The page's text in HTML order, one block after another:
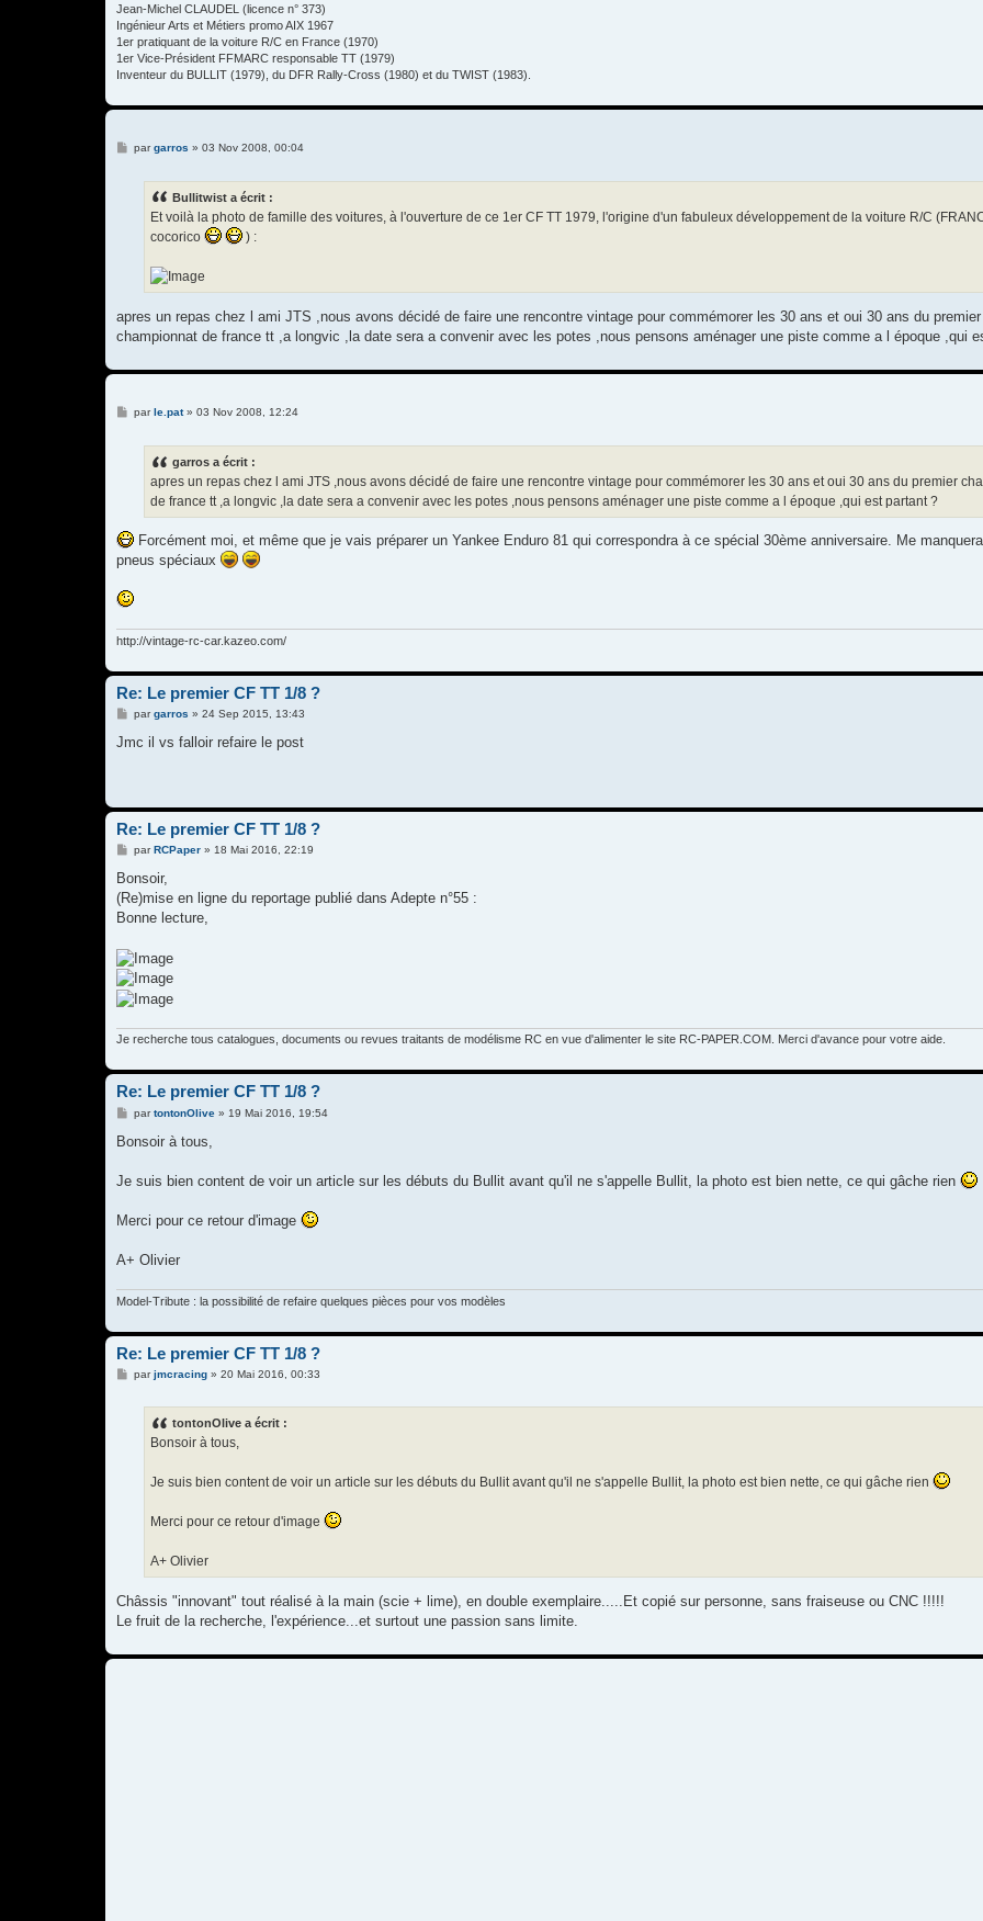
Jean-Michel CLAUDEL (licence n° 373)
Ingénieur Arts et Métiers promo AIX 1967
1er pratiquant de la voiture R/C en France (1970)
1er Vice-Président FFMARC responsable TT (1979)
Inventeur du BULLIT (1979), du DFR Rally-Cross (1980) et du TWIST (1983).
Mpargarros » 03 Nov 2008, 00:04
Bullitwist a écrit :
Et voilà la photo de famille des voitures, à l'ouverture de ce 1er CF TT 1979, l'origine d'un fabuleux développement de la voiture R/C
cocorico
) :
apres un repas chez l ami JTS ,nous avons décidé de faire une rencontre vintage pour commémorer les 30 ans et oui 30 ans du premier
championnat de france tt ,a longvic ,la date sera a convenir avec les potes ,nous pensons aménager une piste comme a l époque ,qui
Mparle.pat» 03 Nov 2008, 12:24
garros a écrit :
apres un repas chez l ami JTS ,nous avons décidé de faire une rencontre vintage pour commémorer les 30 ans et oui 30 ans du premier
de france tt ,a longvic ,la date sera a convenir avec les potes ,nous pensons aménager une piste comme a l époque ,qui est partant ?
Forcément moi, et même que je vais préparer un Yankee Enduro 81 qui correspondra à ce spécial 30ème anniversaire. Me
pneus spéciaux
http://vintage-rc-car.kazeo.com/
Re: Le premier CF TT 1/8 ?
M
s
pargarros » 24 Sep 2015, 13:43
Jmc il vs falloir refaire le post
Re: Le premier CF TT 1/8 ?
M
s
a
g
parRCPaper» 18 Mai 2016, 22:19
Bonsoir,
(Re)mise en ligne du reportage publié dans Adepte n°55 :
Bonne lecture,
Je recherche tous catalogues, documents ou revues traitants de modélisme RC en vue d'alimenter le site RC-PAPER.COM. Merci d'avance pour votre aide.
Re: Le premier CF TT 1/8 ?
M
s
g
partontonOlive» 19 Mai 2016, 19:54
Bonsoir à tous,
Je suis bien content de voir un article sur les débuts du Bullit avant qu'il ne s'appelle Bullit, la photo est bien nette, ce qui gâche rien
Merci pour ce retour d'image
A+ Olivier
Model-Tribute : la possibilité de refaire quelques pièces pour vos modèles
Re: Le premier CF TT 1/8 ?
Mparjmcracing» 20 Mai 2016, 00:33
tontonOlive a écrit :
Bonsoir à tous,
Je suis bien content de voir un article sur les débuts du Bullit avant qu'il ne s'appelle Bullit, la photo est bien nette, ce qui gâche rien
Merci pour ce retour d'image
A+ Olivier
Châssis "innovant" tout réalisé à la main (scie + lime), en double exemplaire.....Et copié sur personne, sans fraiseuse ou CNC !!!!!
Le fruit de la recherche, l'expérience...et surtout une passion sans limite.